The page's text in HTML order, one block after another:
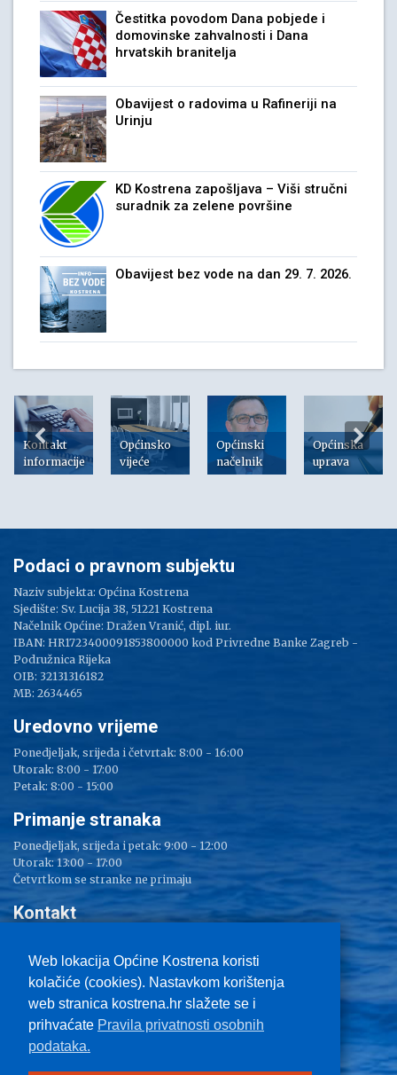
Čestitka povodom Dana pobjede i
domovinske zahvalnosti i Dana
hrvatskih branitelja
Obavijest o radovima u Rafineriji na
Urinju
KD Kostrena zapošljava – Viši stručni
suradnik za zelene površine
Obavijest bez vode na dan 29. 7. 2026.
Kontakt
informacije
Općinsko
vijeće
Općinski
načelnik
Općinska
uprava
Web lokacija Općine Kostrena koristi
kolačiće (cookies). Nastavkom korištenja
web stranica kostrena.hr slažete se i
prihvaćate Pravila privatnosti osobnih
podataka.
Podaci o pravnom subjektu
Naziv subjekta: Općina Kostrena
Sjedište: Sv. Lucija 38, 51221 Kostrena
Načelnik Općine: Dražen Vranić, dipl. iur.
IBAN: HR1723400091853800000 kod Privredne Banke Zagreb -
Podružnica Rijeka
OIB: 32131316182
MB: 2634465
Uredovno vrijeme
Ponedjeljak, srijeda i četvrtak: 8:00 - 16:00
Utorak: 8:00 - 17:00
Petak: 8:00 - 15:00
Primanje stranaka
Ponedjeljak, srijeda i petak: 9:00 - 12:00
Utorak: 13:00 - 17:00
Četvrtkom se stranke ne primaju
Kontakt
Tel: 051/ 209 000
Fax: 051/ 289 400
E-mail:kostrena@kostrena.hr
Kontakt informacije
Uvjeti korištenja
Pravo na pristup informacijama
Zaštita privatnosti